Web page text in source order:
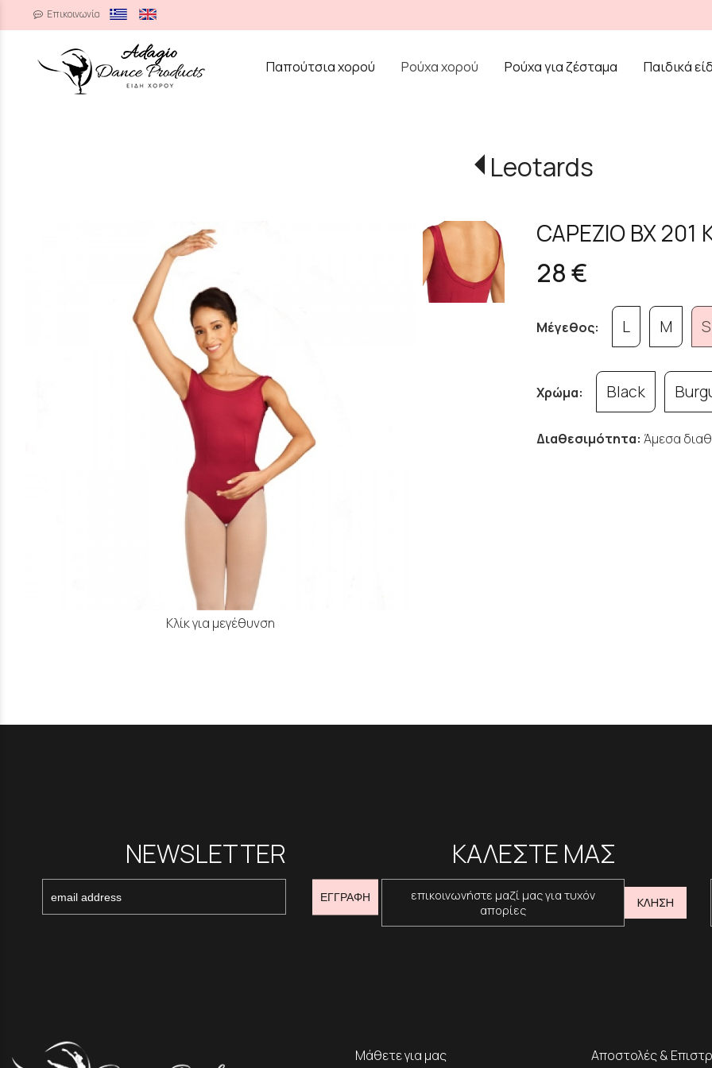
Επικοινωνία
Παπούτσια χορού
Ρούχα χορού Ρούχα για ζέσταμα Παιδικά
Leotards
Κλίκ για μεγέθυνση
CAPEZIO BX 201
28 €
Μέγεθος: L M S
Χρώμα: Black
Διαθεσιμότητα: Άμεσα
NEWSLETTER
ΕΓΓΡΑΦΗ
ΚΑΛΕΣΤΕ ΜΑΣ
επικοινωνήστε μαζί μας για τυχόν
απορίες
ΚΛΗΣΗ
Μάθετε για μας Αποστολές &